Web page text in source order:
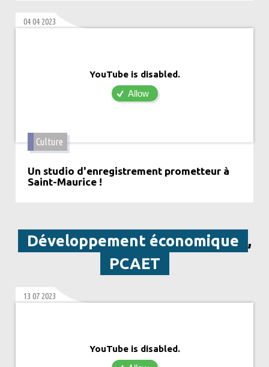
04 04 2023
YouTube is disabled.
Allow
Culture
Un studio d'enregistrement prometteur à
Saint-Maurice !
Développement économique ,
PCAET
13 07 2023
YouTube is disabled.